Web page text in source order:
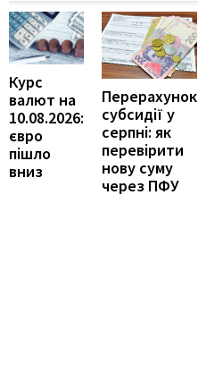
Курс
валют на
10.08.2026:
євро
пішло
вниз
Перерахунок
субсидії у
серпні: як
перевірити
нову суму
через ПФУ